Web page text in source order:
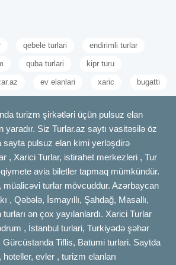
qebele turlari endirimli turlar
quba turlari kipr turu
ev elanlari xaric bugatti
turizm şirkətləri üçün pulsuz elan
Siz Turlar.az saytı vasitəsilə öz
sayta pulsuz elan kimi yerləşdirə
, Xarici Turlar, istirahet merkezleri , Tur
avia biletler tapmaq mümkündür.
müalicəvi turlar mövcuddur. Azərbaycan
, Qəbələ, İsmayıllı, Şahdağ, Masallı,
ən çox yayılanlardı. Xarici Turlar
, İstanbul turlari, Turkiyədə şəhər
Gürcüstanda Tiflis, Batumi turlari. Saytda
evler , turizm elanları